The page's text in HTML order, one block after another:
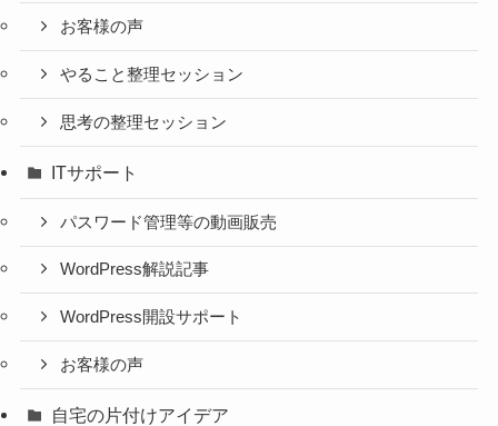
お客様の声
やること整理セッション
思考の整理セッション
ITサポート
パスワード管理等の動画販売
WordPress解説記事
WordPress開設サポート
お客様の声
自宅の片付けアイデア